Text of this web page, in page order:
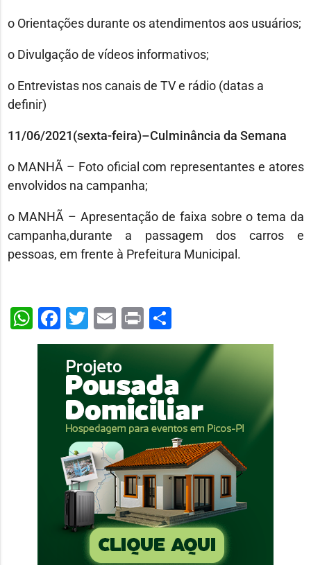
o Orientações durante os atendimentos aos usuários;
o Divulgação de vídeos informativos;
o Entrevistas nos canais de TV e rádio (datas a
definir)
11/06/2021(sexta-feira)–Culminância da Semana
o MANHÃ – Foto oficial com representantes e atores
envolvidos na campanha;
o MANHÃ – Apresentação de faixa sobre o tema da
campanha,durante a passagem dos carros e
pessoas, em frente à Prefeitura Municipal.
WhatsApp
Facebook
Twitter
Email
PrintShare